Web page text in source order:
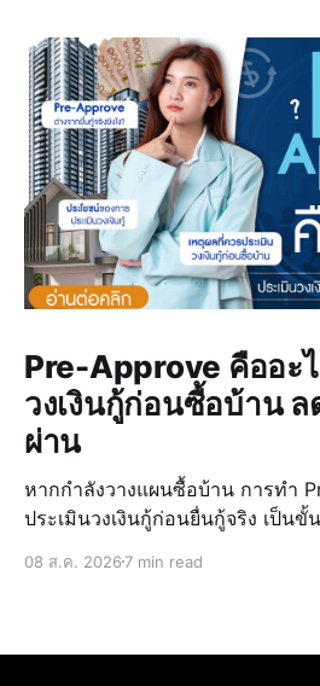
Pre-Approve คืออะ
วงเงินกู้ก่อนซื้อบ้าน ล
ผ่าน
หากกำลังวางแผนซื้อบ้าน การทำ
ประเมินวงเงินกู้ก่อนยื่นกู้จริง เป็น
ในการกู้ไม่ผ่านเมื่อเจอบ้านที่ถูกใจ ก
08 ส.ค. 2026 7 min read